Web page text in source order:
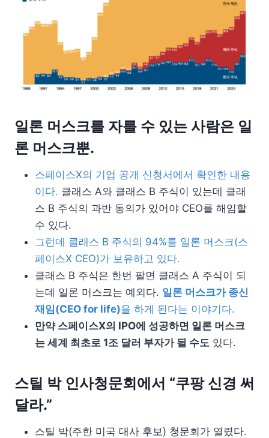
일론 머스크를 자를 수 있는 사람은 일
론 머스크뿐.
스페이스X의 기업 공개 신청서에서 확인한 내용
이다. 클래스 A와 클래스 B 주식이 있는데 클래
스 B 주식의 과반 동의가 있어야 CEO를 해임할
수 있다.
그런데 클래스 B 주식의 94%를 일론 머스크(스
페이스X CEO)가 보유하고 있다.
클래스 B 주식은 한번 팔면 클래스 A 주식이 되
는데 일론 머스크는 예외다. 일론 머스크가 종신
재임(CEO for life)을 하게 된다는 이야기다.
만약 스페이스X의 IPO에 성공하면 일론 머스크
는 세계 최초로 1조 달러 부자가 될 수도 있다.
스틸 박 인사청문회에서 “쿠팡 신경 써
달라.”
스틸 박(주한 미국 대사 후보) 청문회가 열렸다.